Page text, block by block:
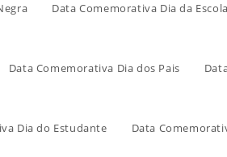
Data Comemorativa Dia da Escola
Data Comemorativa Dia dos Pais
Dia do Estudante Data